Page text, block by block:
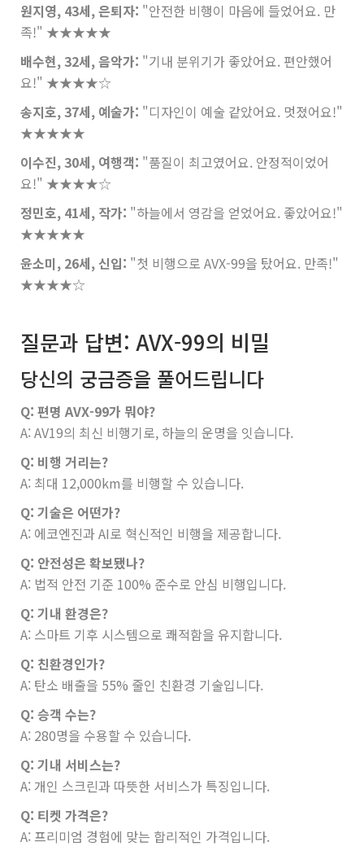
원지영, 43세, 은퇴자: "안전한 비행이 마음에 들었어요. 만
족!" ★★★★★
배수현, 32세, 음악가: "기내 분위기가 좋았어요. 편안했어
요!" ★★★★☆
송지호, 37세, 예술가: "디자인이 예술 같았어요. 멋졌어요!"
★★★★★
이수진, 30세, 여행객: "품질이 최고였어요. 안정적이었어
요!" ★★★★☆
정민호, 41세, 작가: "하늘에서 영감을 얻었어요. 좋았어요!"
★★★★★
윤소미, 26세, 신입: "첫 비행으로 AVX-99을 탔어요. 만족!"
★★★★☆
질문과 답변: AVX-99의 비밀
당신의 궁금증을 풀어드립니다
Q: 편명 AVX-99가 뭐야?
A: AV19의 최신 비행기로, 하늘의 운명을 잇습니다.
Q: 비행 거리는?
A: 최대 12,000km를 비행할 수 있습니다.
Q: 기술은 어떤가?
A: 에코엔진과 AI로 혁신적인 비행을 제공합니다.
Q: 안전성은 확보됐나?
A: 법적 안전 기준 100% 준수로 안심 비행입니다.
Q: 기내 환경은?
A: 스마트 기후 시스템으로 쾌적함을 유지합니다.
Q: 친환경인가?
A: 탄소 배출을 55% 줄인 친환경 기술입니다.
Q: 승객 수는?
A: 280명을 수용할 수 있습니다.
Q: 기내 서비스는?
A: 개인 스크린과 따뜻한 서비스가 특징입니다.
Q: 티켓 가격은?
A: 프리미엄 경험에 맞는 합리적인 가격입니다.